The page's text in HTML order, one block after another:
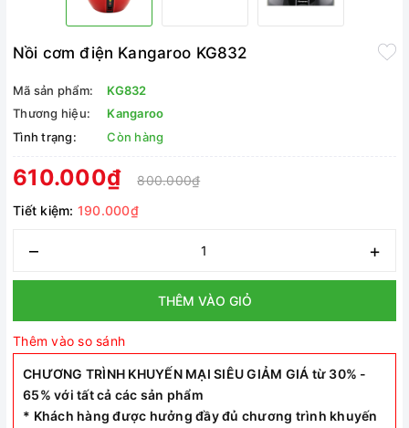
Nồi cơm điện Kangaroo KG832
Mã sản phẩm:
KG832
Thương hiệu:
Kangaroo
Tình trạng:
Còn hàng
610.000₫
800.000₫
Tiết kiệm: 190.000₫
– +
THÊM VÀO GIỎ
Thêm vào so sánh
CHƯƠNG TRÌNH KHUYẾN MẠI SIÊU GIẢM GIÁ từ 30% -
65% với tất cả các sản phẩm
* Khách hàng được hưởng đầy đủ chương trình khuyến